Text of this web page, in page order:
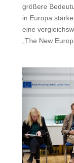
größere
in Europa
eine
„The New